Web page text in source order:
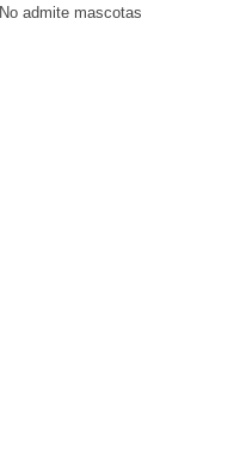
No admite mascotas